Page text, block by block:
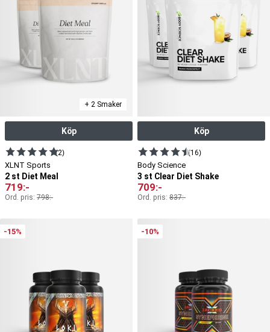
+ 2 Smaker
Köp
(2)
XLNT Sports
2 st Diet Meal
719:-
Ord. pris: 798:-
Köp
(16)
Body Science
3 st Clear Diet Shake
709:-
Ord. pris: 837:-
-15% -10%